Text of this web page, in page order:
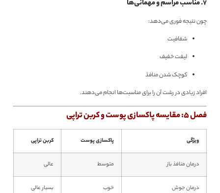
۷. مناسب مراسم و مهمانی‌ها
چون نتیجه فوری می‌دهد:
شفافیت
لیفت خفیف
کوچک شدن منافذ
افراد زیادی در رشت آن را برای مناسبت‌ها انجام می‌دهند.
فصل 5: مقایسه پاکسازی پوست و کربن تراپی
ویژگی پاکسازی پوست کربن تراپی
درمان منافذ باز متوسط عالی
درمان جوش خوب بسیار عالی